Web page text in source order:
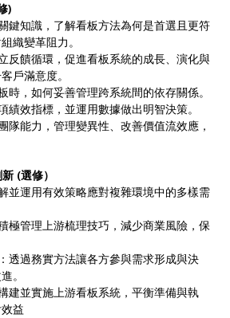
)
鍵知識，了解看板方法為何是首選且更符
織變革阻力。
反饋循環，促進看板系統的成長、演化與
戶滿意度。
時，如何妥善管理跨系統間的依存關係。
績效指標，並運用數據做出明智決策。
隊能力，管理變異性、改善價值流效應，
(選修）
並運用有效策略應對複雜環境中的多樣需
極管理上游梳理技巧，減少商業風險，保
透過務實方法讓各方參與需求形成與決
。
建並實施上游看板系統，平衡準備與執
益